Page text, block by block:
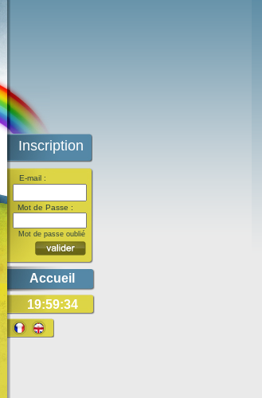
Inscription
E-mail :
Mot de Passe :
Mot de passe oublié
Accueil
19:59:34